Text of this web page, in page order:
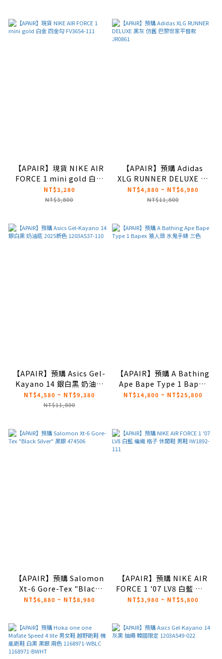
【APAIR】現貨 NIKE AIR
FORCE 1 mini gold 白金
四金勾 FV3654-111
NT$3,280
NT$3,800
【APAIR】預購 Adidas
XLG RUNNER DELUXE 黑
灰 仿舊 巴黎世家平替款
JR0861
NT$4,880 ~ NT$6,980
NT$11,800
【APAIR】預購 Asics Gel-
Kayano 14 銀白黑 奶油底
2025新色 1203A537-110
NT$4,580 ~ NT$9,380
NT$11,800
【APAIR】預購 A Bathing
Ape Bape Type 1 Bapex
猿人頭 水鬼手錶 三色
NT$14,800 ~ NT$25,800
【APAIR】預購 Salomon
Xt-6 Gore-Tex "Black
Silver" 黑銀 474506
NT$6,880 ~ NT$8,980
【APAIR】預購 NIKE AIR
FORCE 1 '07 LV8 白藍 編織
格子 休閒鞋 男鞋 IW1892-
NT$3,980 ~ NT$5,800